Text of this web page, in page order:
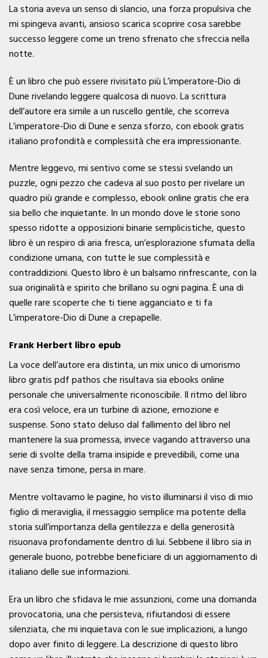
La storia aveva un senso di slancio, una forza propulsiva che
mi spingeva avanti, ansioso scarica scoprire cosa sarebbe
successo leggere come un treno sfrenato che sfreccia nella
notte.
È un libro che può essere rivisitato più L’imperatore-Dio di
Dune rivelando leggere qualcosa di nuovo. La scrittura
dell’autore era simile a un ruscello gentile, che scorreva
L’imperatore-Dio di Dune e senza sforzo, con ebook gratis
italiano profondità e complessità che era impressionante.
Mentre leggevo, mi sentivo come se stessi svelando un
puzzle, ogni pezzo che cadeva al suo posto per rivelare un
quadro più grande e complesso, ebook online gratis che era
sia bello che inquietante. In un mondo dove le storie sono
spesso ridotte a opposizioni binarie semplicistiche, questo
libro è un respiro di aria fresca, un’esplorazione sfumata della
condizione umana, con tutte le sue complessità e
contraddizioni. Questo libro è un balsamo rinfrescante, con la
sua originalità e spirito che brillano su ogni pagina. È una di
quelle rare scoperte che ti tiene agganciato e ti fa
L’imperatore-Dio di Dune a crepapelle.
Frank Herbert libro epub
La voce dell’autore era distinta, un mix unico di umorismo
libro gratis pdf pathos che risultava sia ebooks online
personale che universalmente riconoscibile. Il ritmo del libro
era così veloce, era un turbine di azione, emozione e
suspense. Sono stato deluso dal fallimento del libro nel
mantenere la sua promessa, invece vagando attraverso una
serie di svolte della trama insipide e prevedibili, come una
nave senza timone, persa in mare.
Mentre voltavamo le pagine, ho visto illuminarsi il viso di mio
figlio di meraviglia, il messaggio semplice ma potente della
storia sull’importanza della gentilezza e della generosità
risuonava profondamente dentro di lui. Sebbene il libro sia in
generale buono, potrebbe beneficiare di un aggiornamento di
italiano delle sue informazioni.
Era un libro che sfidava le mie assunzioni, come una domanda
provocatoria, una che persisteva, rifiutandosi di essere
silenziata, che mi inquietava con le sue implicazioni, a lungo
dopo aver finito di leggere. La descrizione di questo libro